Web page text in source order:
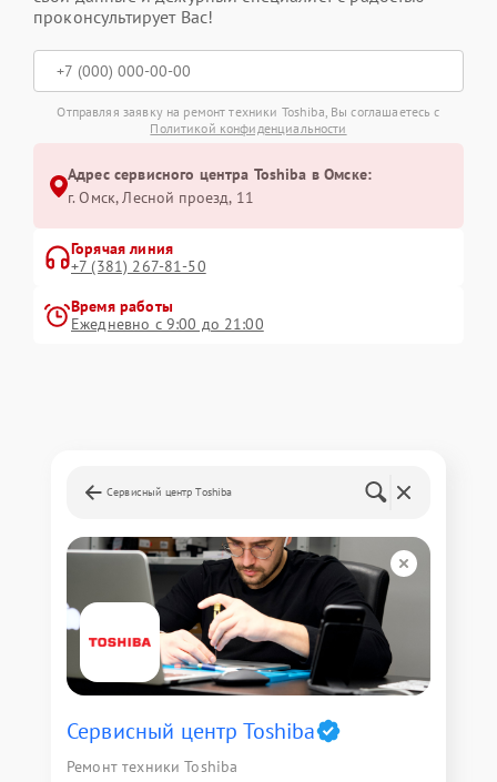
проконсультирует Вас!
Отправляя заявку на ремонт техники Toshiba, Вы соглашаетесь с
Политикой конфиденциальности
Адрес сервисного центра Toshiba в Омске:
г. Омск, ​Лесной проезд, 11
Горячая линия
+7 (381) 267-81-50
Время работы
Ежедневно с 9:00 до 21:00
Сервисный центр Toshiba
Сервисный центр Toshiba
Ремонт техники Toshiba